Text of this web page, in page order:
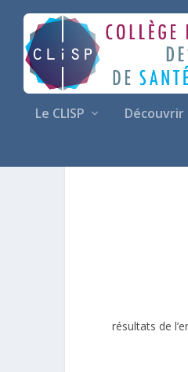
Le CLISP
résultats de